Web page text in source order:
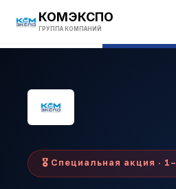
КОМЭКСПО
ГРУППА КОМПАНИЙ
🎖️ Специальная акция ·